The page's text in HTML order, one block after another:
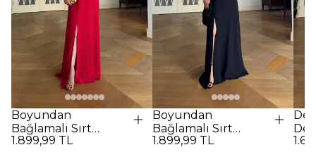
Boyundan
Bağlamalı Sırt
Dekolteli Uzun
1.899,99 TL
Boyundan
Bağlamalı Sırt
Dekolteli Uzun
1.899,99 TL